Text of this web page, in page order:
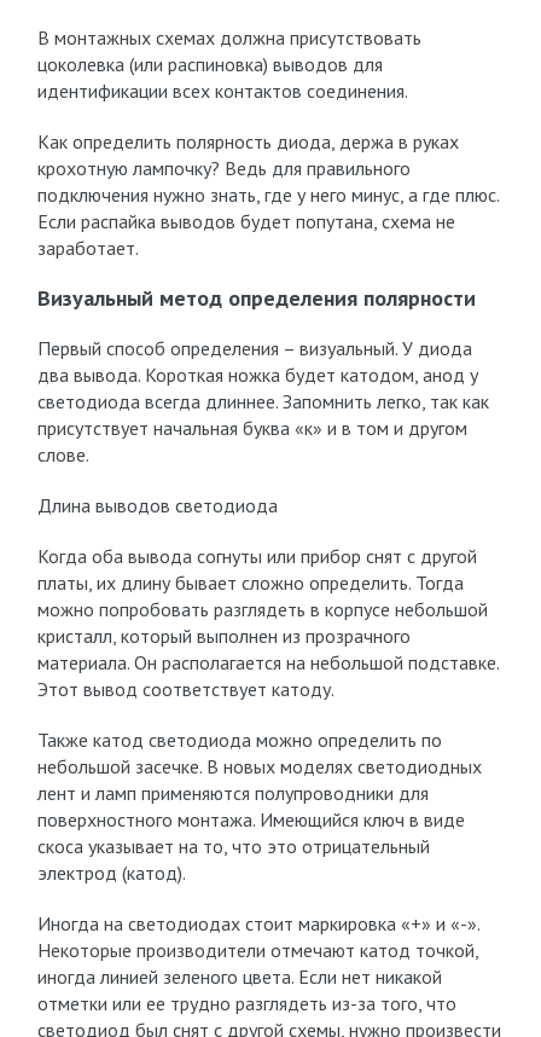
В монтажных схемах должна присутствовать
цоколевка (или распиновка) выводов для
идентификации всех контактов соединения.
Как определить полярность диода, держа в руках
крохотную лампочку? Ведь для правильного
подключения нужно знать, где у него минус, а где плюс.
Если распайка выводов будет попутана, схема не
заработает.
Визуальный метод определения полярности
Первый способ определения – визуальный. У диода
два вывода. Короткая ножка будет катодом, анод у
светодиода всегда длиннее. Запомнить легко, так как
присутствует начальная буква «к» и в том и другом
слове.
Длина выводов светодиода
Когда оба вывода согнуты или прибор снят с другой
платы, их длину бывает сложно определить. Тогда
можно попробовать разглядеть в корпусе небольшой
кристалл, который выполнен из прозрачного
материала. Он располагается на небольшой подставке.
Этот вывод соответствует катоду.
Также катод светодиода можно определить по
небольшой засечке. В новых моделях светодиодных
лент и ламп применяются полупроводники для
поверхностного монтажа. Имеющийся ключ в виде
скоса указывает на то, что это отрицательный
электрод (катод).
Иногда на светодиодах стоит маркировка «+» и «-».
Некоторые производители отмечают катод точкой,
иногда линией зеленого цвета. Если нет никакой
отметки или ее трудно разглядеть из-за того, что
светодиод был снят с другой схемы, нужно произвести